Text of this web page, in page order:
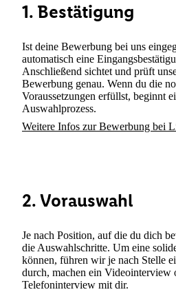
1. Bestätigung
Ist deine Bewerbung bei uns
automatisch eine
Anschließend sichtet und prüft
Bewerbung genau. Wenn du die
Voraussetzungen erfüllst, beginnt
Auswahlprozess.
Weitere Infos zur Bewerbung bei
2. Vorauswahl
Je nach Position, auf die du dich
die Auswahlschritte. Um eine
können, führen wir je nach Stelle
durch, machen ein Videointerview
Telefoninterview mit dir.